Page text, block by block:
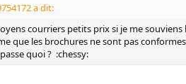
a dit:
courriers petits prix si je me souviens
que les brochures ne sont pas
quoi ? :chessy: